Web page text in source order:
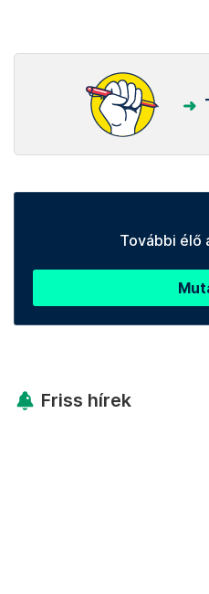
További élő
Friss hírek